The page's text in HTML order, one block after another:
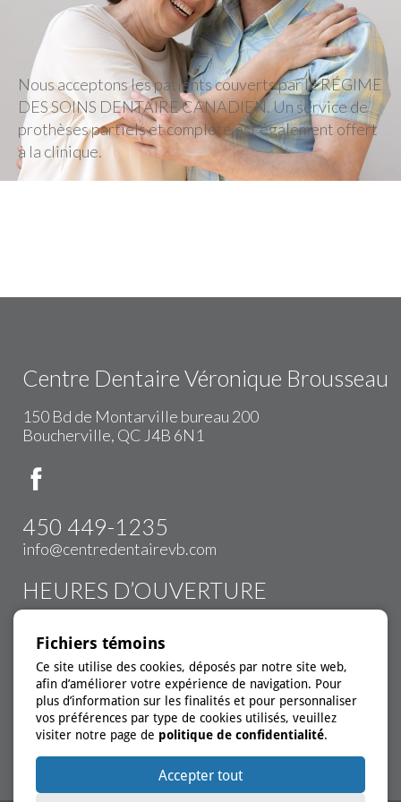
Nous joindre
Politique de confidentialité
Nous acceptons les patients couverts par le RÉGIME
DES SOINS DENTAIRE CANADIEN. Un service de
prothèses partiels et complète est également offert
à la clinique.
Fichiers témoins
Ce site utilise des cookies, déposés par notre site web,
afin d’améliorer votre expérience de navigation. Pour
plus d’information sur les finalités et pour personnaliser
vos préférences par type de cookies utilisés, veuillez
visiter notre page de politique de confidentialité.
Accepter tout
Centre Dentaire Véronique Brousseau
150 Bd de Montarville bureau 200
Boucherville, QC J4B 6N1
450 449-1235
info@centredentairevb.com
HEURES D’OUVERTURE
Lundi: 9h00 à 16h00
Mardi:9h00 à 20h00
Mercredi:9h00 à 20h00
Jeudi:9h00 à 20h00
Vendredi:9h00 à 16h00
*Urgence disponible